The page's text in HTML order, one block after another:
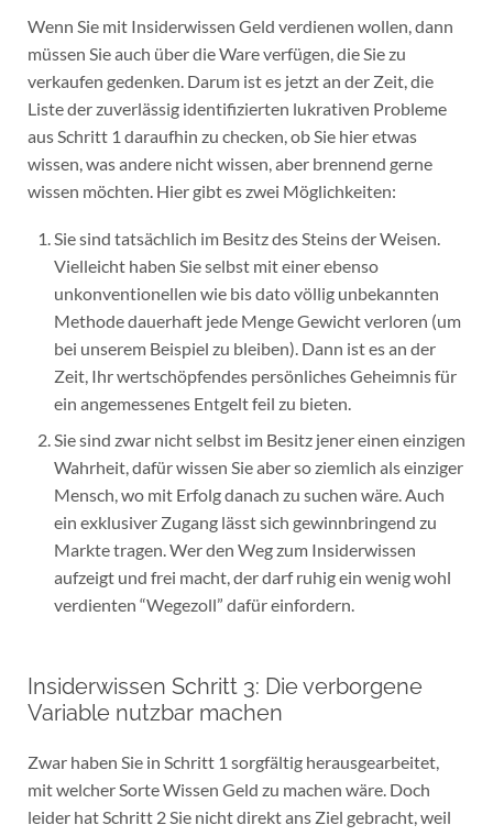
Wenn Sie mit Insiderwissen Geld verdienen wollen, dann
müssen Sie auch über die Ware verfügen, die Sie zu
verkaufen gedenken. Darum ist es jetzt an der Zeit, die
Liste der zuverlässig identifizierten lukrativen Probleme
aus Schritt 1 daraufhin zu checken, ob Sie hier etwas
wissen, was andere nicht wissen, aber brennend gerne
wissen möchten. Hier gibt es zwei Möglichkeiten:
Sie sind tatsächlich im Besitz des Steins der Weisen.
Vielleicht haben Sie selbst mit einer ebenso
unkonventionellen wie bis dato völlig unbekannten
Methode dauerhaft jede Menge Gewicht verloren (um
bei unserem Beispiel zu bleiben). Dann ist es an der
Zeit, Ihr wertschöpfendes persönliches Geheimnis für
ein angemessenes Entgelt feil zu bieten.
Sie sind zwar nicht selbst im Besitz jener einen einzigen
Wahrheit, dafür wissen Sie aber so ziemlich als einziger
Mensch, wo mit Erfolg danach zu suchen wäre. Auch
ein exklusiver Zugang lässt sich gewinnbringend zu
Markte tragen. Wer den Weg zum Insiderwissen
aufzeigt und frei macht, der darf ruhig ein wenig wohl
verdienten “Wegezoll” dafür einfordern.
Insiderwissen Schritt 3: Die verborgene
Variable nutzbar machen
Zwar haben Sie in Schritt 1 sorgfältig herausgearbeitet,
mit welcher Sorte Wissen Geld zu machen wäre. Doch
leider hat Schritt 2 Sie nicht direkt ans Ziel gebracht, weil